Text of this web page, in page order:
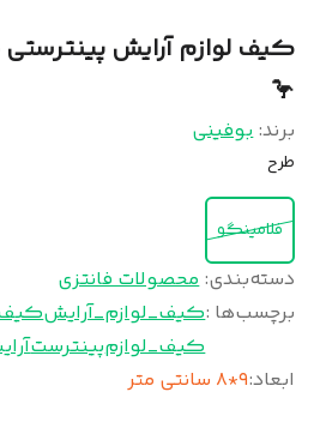
کیف لوازم آرایش
🦩
برند:بوفینی
طرح
فلامینگو
دسته‌بندی:محصولات فانتزی
برچسب‌ها :کیف_لوازم_آرایش
کیف_لوازمپینترست
ابعاد:۹*۸ سانتی متر